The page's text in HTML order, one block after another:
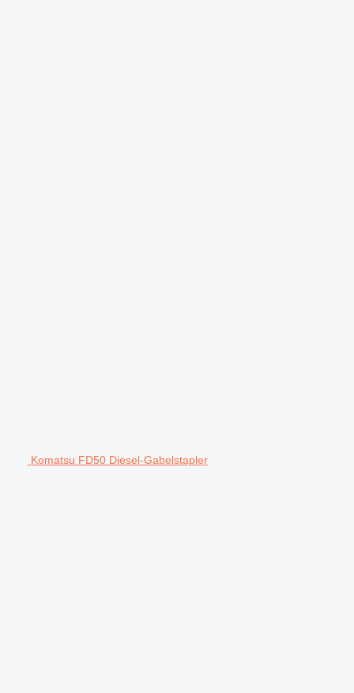
Komatsu FD50 Diesel-Gabelstapler